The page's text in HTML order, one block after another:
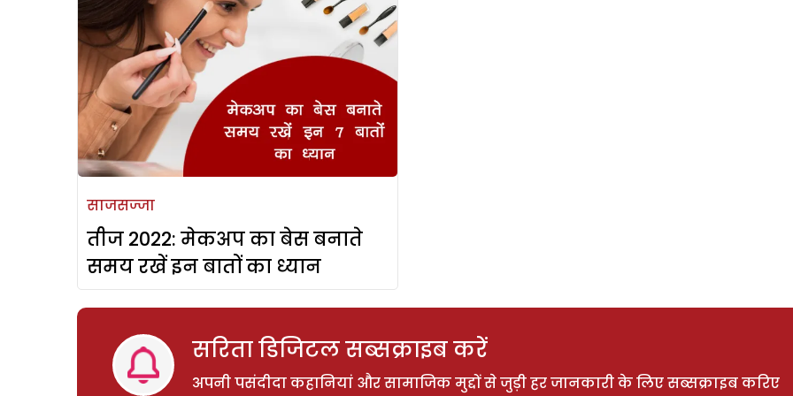
साजसज्जा
तीज 2022: मेकअप का बेस बनाते
समय रखें इन बातों का ध्यान
सरिता डिजिटल सब्सक्राइब करें
अपनी पसंदीदा कहानियां और सामाजिक मुद्दों से जुड़ी हर जानकारी के लिए सब्सक्राइब करिए